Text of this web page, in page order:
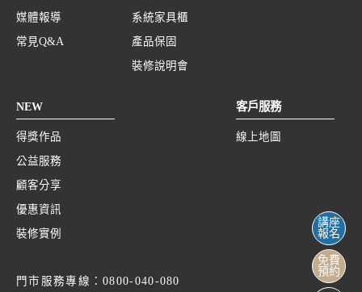
媒體報導
常見Q&A
系統家具櫃
產品保固
裝修說明會
NEW
得獎作品
公益服務
顧客分享
優惠資訊
裝修實例
客戶服務
線上地圖
門市服務專線：0800-040-080
講座
報名
免費
預約